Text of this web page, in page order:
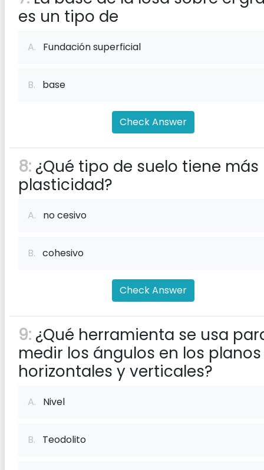
es un tipo de
A. Fundación superficial
B. base
Check Answer
8: ¿Qué tipo de suelo tiene más
plasticidad?
A. no cesivo
B. cohesivo
Check Answer
9: ¿Qué herramienta se usa
medir los ángulos en los planos
horizontales y verticales?
A. Nivel
B. Teodolito